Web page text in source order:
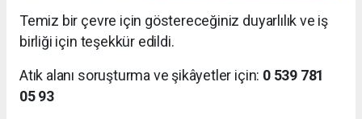
Temiz bir çevre için göstereceğiniz duyarlılık ve iş
birliği için teşekkür edildi.
Atık alanı soruşturma ve şikâyetler için: 0 539 781
05 93